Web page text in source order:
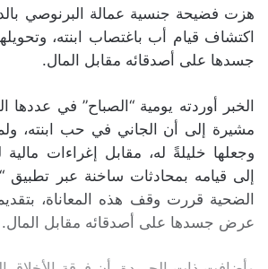
هزت فضيحة جنسية عمالة البرنوصي
اكتشاف قيام أب باغتصاب ابنته،
جسدها على أصدقائه مقابل المال.
الخبر أوردته يومية “الصباح” في عددها
مشيرة إلى أن الجاني في حب ابنته، ولم
وجعلها خليلةً له، مقابل إغراءات
إلى قيامه بمحادثات ساخنة عبر تطبيق
الضحية قررت وقف هذه المعاناة،
عرض جسدها على أصدقائه مقابل المال.